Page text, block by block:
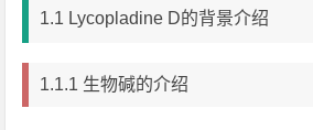
1.1 Lycopladine D的背景介绍
1.1.1 生物碱的介绍